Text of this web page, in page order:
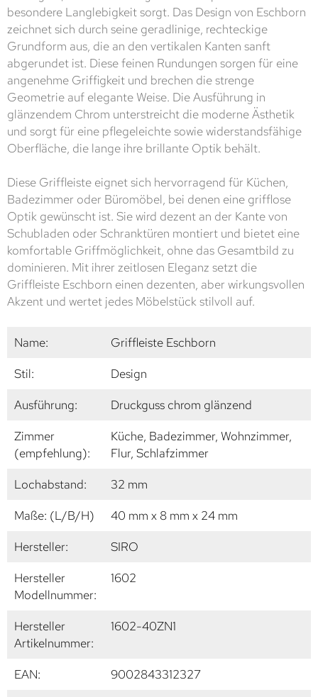
besondere Langlebigkeit sorgt. Das Design von Eschborn
zeichnet sich durch seine geradlinige, rechteckige
Grundform aus, die an den vertikalen Kanten sanft
abgerundet ist. Diese feinen Rundungen sorgen für eine
angenehme Griffigkeit und brechen die strenge
Geometrie auf elegante Weise. Die Ausführung in
glänzendem Chrom unterstreicht die moderne Ästhetik
und sorgt für eine pflegeleichte sowie widerstandsfähige
Oberfläche, die lange ihre brillante Optik behält.
Diese Griffleiste eignet sich hervorragend für Küchen,
Badezimmer oder Büromöbel, bei denen eine grifflose
Optik gewünscht ist. Sie wird dezent an der Kante von
Schubladen oder Schranktüren montiert und bietet eine
komfortable Griffmöglichkeit, ohne das Gesamtbild zu
dominieren. Mit ihrer zeitlosen Eleganz setzt die
Griffleiste Eschborn einen dezenten, aber wirkungsvollen
Akzent und wertet jedes Möbelstück stilvoll auf.
Name:
Griffleiste Eschborn
Stil:
Design
Ausführung:
Druckguss chrom glänzend
Zimmer
(empfehlung):
Küche, Badezimmer, Wohnzimmer,
Flur, Schlafzimmer
Lochabstand:
32 mm
Maße: (L/B/H)
40 mm x 8 mm x 24 mm
Hersteller:
SIRO
Hersteller
Modellnummer:
1602
Hersteller
Artikelnummer:
1602-40ZN1
EAN:
9002843312327